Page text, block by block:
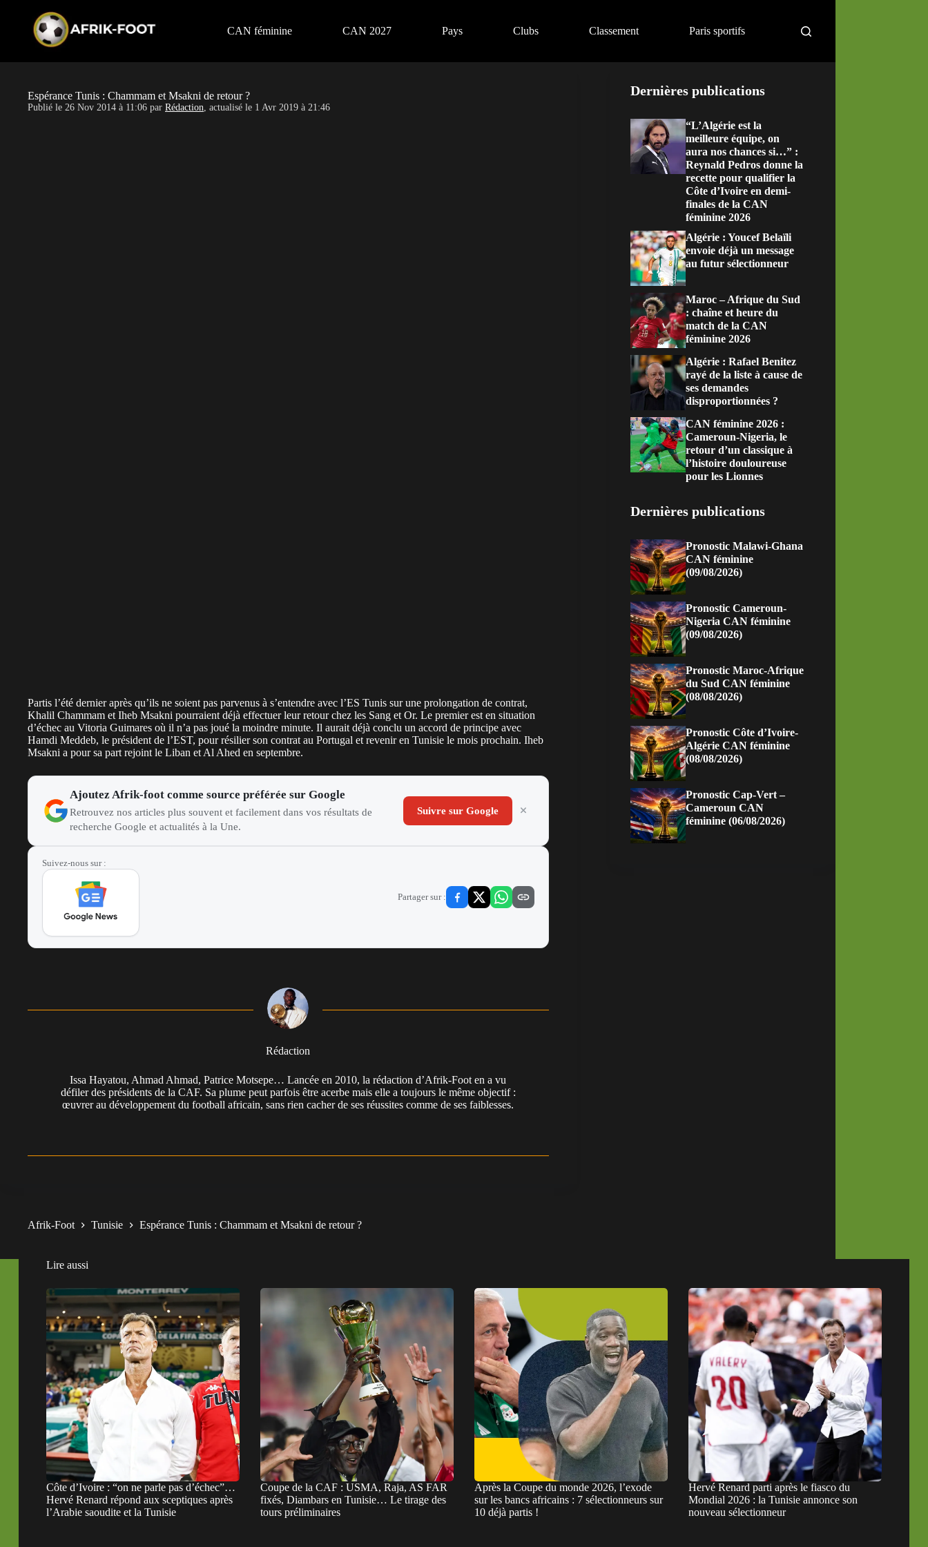
CAN féminine CAN 2027 Pays Clubs Classement Paris sportifs
Espérance Tunis : Chammam et Msakni de retour ?
Publié le 26 Nov 2014 à 11:06 par Rédaction, actualisé le 1 Avr 2019 à 21:46
Partis l’été dernier après qu’ils ne soient pas parvenus à s’entendre avec l’ES Tunis sur une prolongation de contrat,
Khalil Chammam et Iheb Msakni pourraient déjà effectuer leur retour chez les Sang et Or. Le premier est en situation
d’échec au Vitoria Guimares où il n’a pas joué la moindre minute. Il aurait déjà conclu un accord de principe avec
Hamdi Meddeb, le président de l’EST, pour résilier son contrat au Portugal et revenir en Tunisie le mois prochain. Iheb
Msakni a pour sa part rejoint le Liban et Al Ahed en septembre.
Ajoutez Afrik-foot comme source préférée sur Google
Retrouvez nos articles plus souvent et facilement dans vos résultats de
recherche Google et actualités à la Une.
Suivre sur Google
Suivez-nous sur :
Partager sur :
Rédaction
Issa Hayatou, Ahmad Ahmad, Patrice Motsepe… Lancée en 2010, la rédaction d’Afrik-Foot en a vu
défiler des présidents de la CAF. Sa plume peut parfois être acerbe mais elle a toujours le même objectif :
œuvrer au développement du football africain, sans rien cacher de ses réussites comme de ses faiblesses.
Dernières publications
“L’Algérie est la
meilleure équipe, on
aura nos chances si…” :
Reynald Pedros donne la
recette pour qualifier la
Côte d’Ivoire en demi-
finales de la CAN
féminine 2026
Algérie : Youcef Belaïli
envoie déjà un message
au futur sélectionneur
Maroc – Afrique du Sud
: chaîne et heure du
match de la CAN
féminine 2026
Algérie : Rafael Benitez
rayé de la liste à cause de
ses demandes
disproportionnées ?
CAN féminine 2026 :
Cameroun-Nigeria, le
retour d’un classique à
l’histoire douloureuse
pour les Lionnes
Dernières publications
Pronostic Malawi-Ghana
CAN féminine
(09/08/2026)
Pronostic Cameroun-
Nigeria CAN féminine
(09/08/2026)
Pronostic Maroc-Afrique
du Sud CAN féminine
(08/08/2026)
Pronostic Côte d’Ivoire-
Algérie CAN féminine
(08/08/2026)
Pronostic Cap-Vert –
Cameroun CAN
féminine (06/08/2026)
Afrik-Foot Tunisie Espérance Tunis : Chammam et Msakni de retour ?
Lire aussi
Côte d’Ivoire : “on ne parle pas d’échec”…
Hervé Renard répond aux sceptiques après
l’Arabie saoudite et la Tunisie
Coupe de la CAF : USMA, Raja, AS FAR
fixés, Diambars en Tunisie… Le tirage des
tours préliminaires
Après la Coupe du monde 2026, l’exode
sur les bancs africains : 7 sélectionneurs sur
10 déjà partis !
Hervé Renard parti après le fiasco du
Mondial 2026 : la Tunisie annonce son
nouveau sélectionneur